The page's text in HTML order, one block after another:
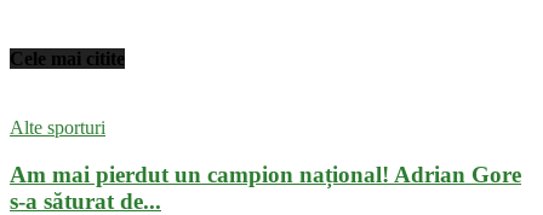
Cele mai citite
Alte sporturi
Am mai pierdut un campion național! Adrian Gore
s-a săturat de...